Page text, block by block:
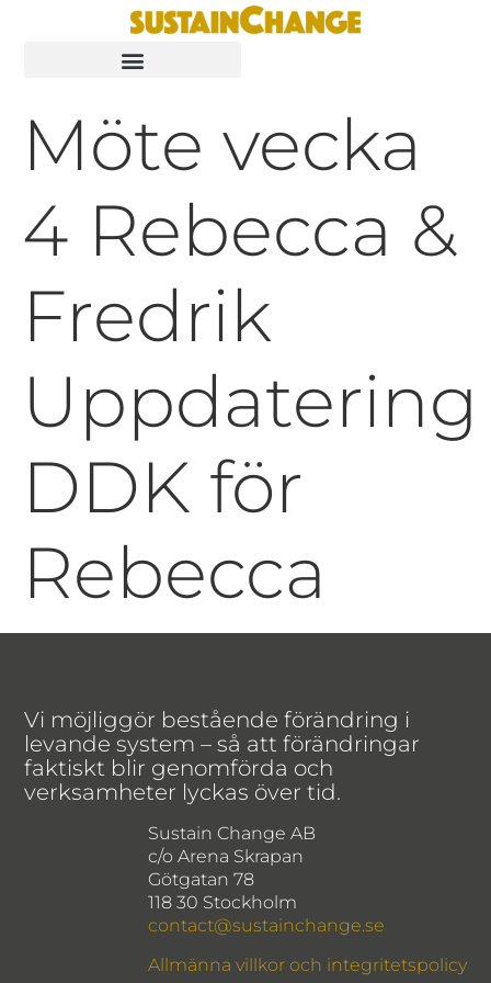
Möte vecka
4 Rebecca &
Fredrik
Uppdatering
DDK för
Rebecca
Vi möjliggör bestående förändring i
levande system – så att förändringar
faktiskt blir genomförda och
verksamheter lyckas över tid.
Sustain Change AB
c/o Arena Skrapan
Götgatan 78
118 30 Stockholm
contact@sustainchange.se
Allmänna villkor och integritetspolicy